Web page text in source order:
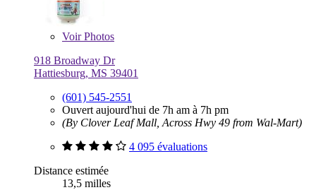
VoirPhotos
918 Broadway Dr
Hattiesburg, MS 39401
(601) 545-2551
Ouvert aujourd'hui de 7h am à 7h pm
(By Clover Leaf Mall, Across Hwy 49 from Wal-Mart)
4 095 évaluations
Distance estimée
13,5 milles